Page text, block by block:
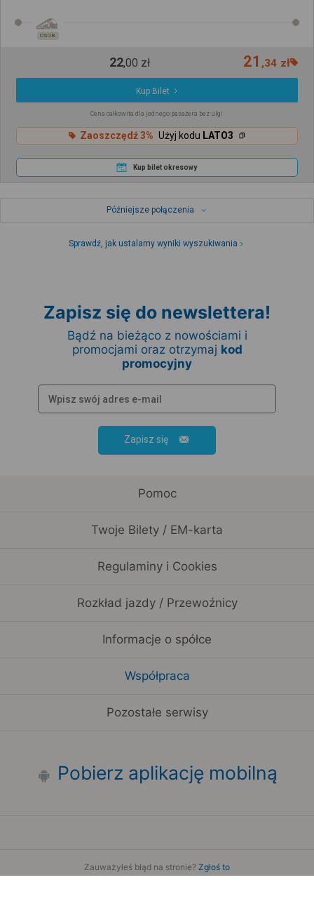
OSOB.
22,00 zł 21 ,34 zł
Kup Bilet
Cena całkowita dla jednego pasażera bez ulgi
Zaoszczędź 3% Użyj kodu LATO3
Kup bilet okresowy
Późniejsze połączenia
Sprawdź, jak ustalamy wyniki wyszukiwania
Zapisz się do newslettera!
Bądź na bieżąco z nowościami i
promocjami oraz otrzymaj kod
promocyjny
Zapisz się
Pomoc
Twoje Bilety / EM-karta
Regulaminy i Cookies
Rozkład jazdy / Przewoźnicy
Informacje o spółce
Współpraca
Pozostałe serwisy
Pobierz aplikację mobilną
Zauważyłeś błąd na stronie? Zgłoś to